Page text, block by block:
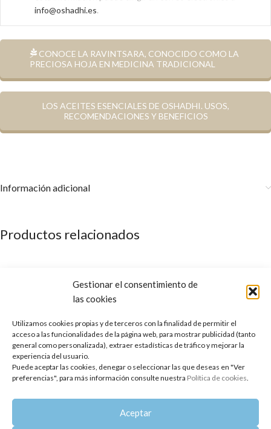
Gestionar el consentimiento de
las cookies
Utilizamos cookies propias y de terceros con la finalidad de permitir el
acceso a las funcionalidades de la página web, para mostrar publicidad (tanto
general como personalizada), extraer estadísticas de tráfico y mejorar la
experiencia del usuario.
Puede aceptar las cookies, denegar o seleccionar las que deseas en "Ver
preferencias", para más información consulte nuestra Política de cookies.
Aceptar
info@oshadhi.es.
CONOCE LA RAVINTSARA, CONOCIDO COMO LA
PRECIOSA HOJA EN MEDICINA TRADICIONAL
LOS ACEITES ESENCIALES DE OSHADHI. USOS,
RECOMENDACIONES Y BENEFICIOS
Información adicional
Productos relacionados
10,85